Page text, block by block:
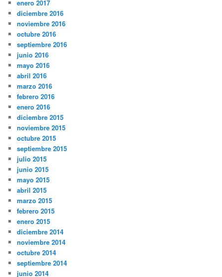
enero 2017
diciembre 2016
noviembre 2016
octubre 2016
septiembre 2016
junio 2016
mayo 2016
abril 2016
marzo 2016
febrero 2016
enero 2016
diciembre 2015
noviembre 2015
octubre 2015
septiembre 2015
julio 2015
junio 2015
mayo 2015
abril 2015
marzo 2015
febrero 2015
enero 2015
diciembre 2014
noviembre 2014
octubre 2014
septiembre 2014
junio 2014